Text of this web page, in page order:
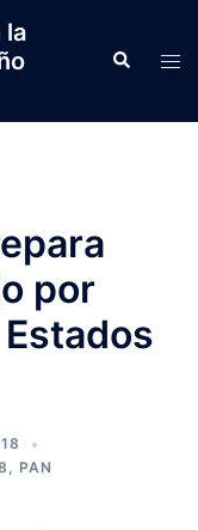
la
Search
por
, PAN